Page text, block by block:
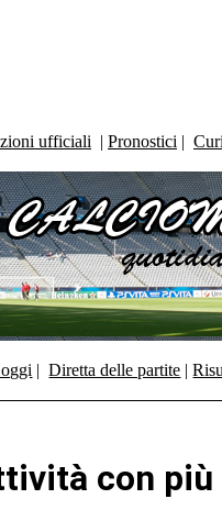
ufficiali | Pronostici |
|Diretta delle partite |
con più